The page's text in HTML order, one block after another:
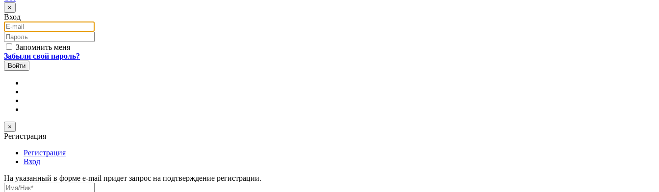
×
Вход
E-mail
Пароль
Запомнить меня
Забыли свой пароль?
×
Регистрация
Регистрация
Вход
На указанный в форме e-mail придет запрос на подтверждение регистрации.
Имя/Ник